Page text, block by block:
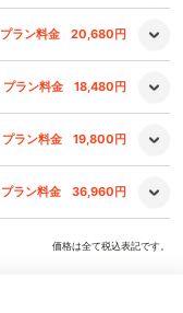
プラン料金 20,680円
プラン料金 18,480円
プラン料金 19,800円
プラン料金 36,960円
価格は全て税込表記です。